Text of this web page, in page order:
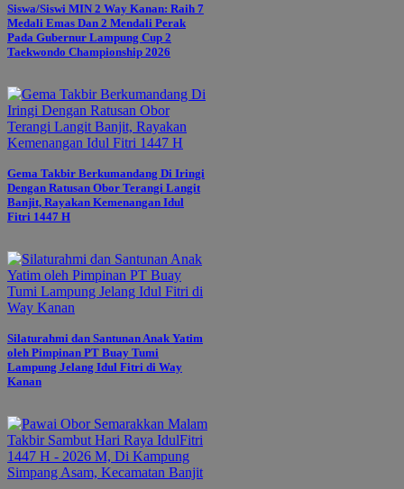
Siswa/Siswi MIN 2 Way Kanan: Raih 7
Medali Emas Dan 2 Mendali Perak
Pada Gubernur Lampung Cup 2
Taekwondo Championship 2026
Gema Takbir Berkumandang Di Iringi
Dengan Ratusan Obor Terangi Langit
Banjit, Rayakan Kemenangan Idul
Fitri 1447 H
Silaturahmi dan Santunan Anak Yatim
oleh Pimpinan PT Buay Tumi
Lampung Jelang Idul Fitri di Way
Kanan